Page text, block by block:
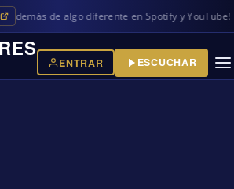
de algo diferente en Spotify y YouTube!
ENTRAR ESCUCHAR